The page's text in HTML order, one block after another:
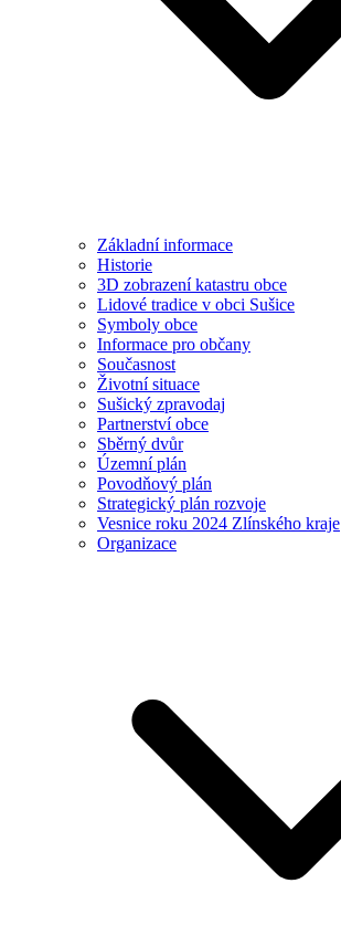
Základní informace
Historie
3D zobrazení katastru obce
Lidové tradice v obci Sušice
Symboly obce
Informace pro občany
Současnost
Životní situace
Sušický zpravodaj
Partnerství obce
Sběrný dvůr
Územní plán
Povodňový plán
Strategický plán rozvoje
Vesnice roku 2024 Zlínského kraje
Organizace